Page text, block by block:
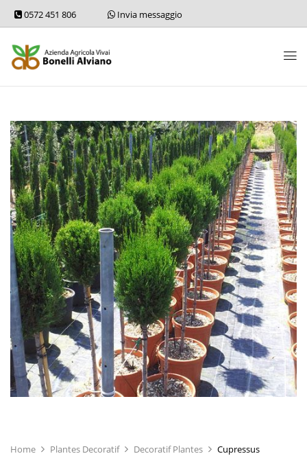
0572 451 806 Invia messaggio
Home Plantes Decoratif Decoratif Plantes
Cupressus